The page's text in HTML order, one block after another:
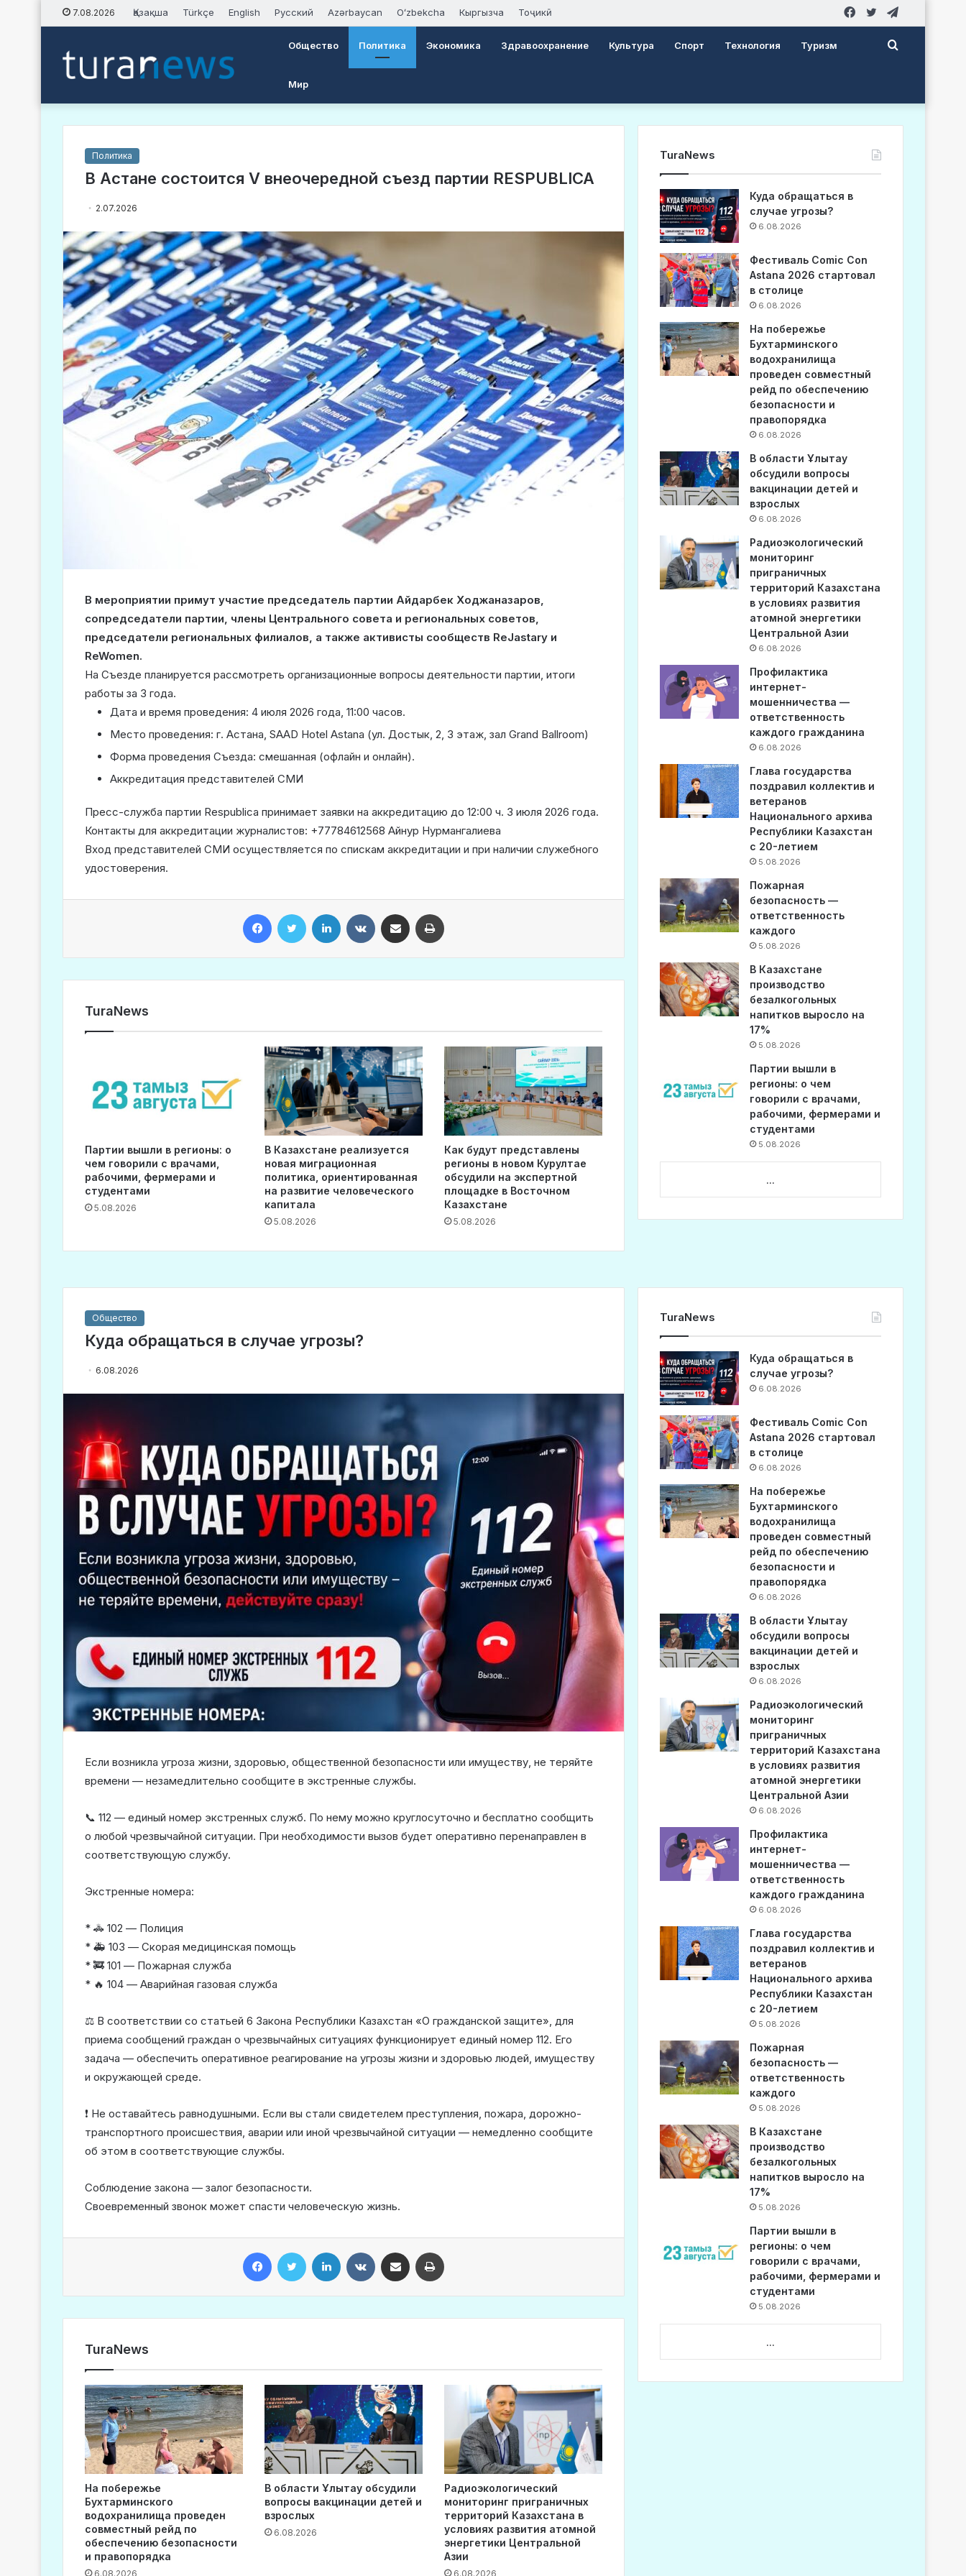
7.08.2026 Қазақша Türkçe English Русский Azərbaycan Oʻzbekcha Кыргызча Тоҷикӣ Twitter
Facebook
Общество Политика Экономика Здравоохранение Культура Спорт Технология Туризм
Мир
Search
Политика
В Астане состоится V внеочередной съезд партии RESPUBLICA
2.07.2026
В мероприятии примут участие председатель партии Айдарбек Ходжаназаров,
сопредседатели партии, члены Центрального совета и региональных советов,
председатели региональных филиалов, а также активисты сообществ ReJastary и
ReWomen.
На Съезде планируется рассмотреть организационные вопросы деятельности партии, итоги
работы за 3 года.
Дата и время проведения: 4 июля 2026 года, 11:00 часов.
Место проведения: г. Астана, SAAD Hotel Astana (ул. Достык, 2, 3 этаж, зал Grand Ballroom)
Форма проведения Съезда: смешанная (офлайн и онлайн).
Аккредитация представителей СМИ
Пресс-служба партии Respublica принимает заявки на аккредитацию до 12:00 ч. 3 июля 2026 года.
Контакты для аккредитации журналистов: +77784612568 Айнур Нурмангалиева
Вход представителей СМИ осуществляется по спискам аккредитации и при наличии служебного
удостоверения.
TuraNews
Партии вышли в регионы: о
чем говорили с врачами,
рабочими, фермерами и
студентами
5.08.2026
В Казахстане реализуется
новая миграционная
политика, ориентированная
на развитие человеческого
капитала
5.08.2026
Как будут представлены
регионы в новом Курултае
обсудили на экспертной
площадке в Восточном
Казахстане
5.08.2026
TuraNews
Куда обращаться в
случае угрозы?
6.08.2026
Фестиваль Comic Con
Astana 2026 стартовал
в столице
6.08.2026
На побережье
Бухтарминского
водохранилища
проведен совместный
рейд по обеспечению
безопасности и
правопорядка
6.08.2026
В области Ұлытау
обсудили вопросы
вакцинации детей и
взрослых
6.08.2026
Радиоэкологический
мониторинг
приграничных
территорий Казахстана
в условиях развития
атомной энергетики
Центральной Азии
6.08.2026
Профилактика
интернет-
мошенничества —
ответственность
каждого гражданина
6.08.2026
Глава государства
поздравил коллектив и
ветеранов
Национального архива
Республики Казахстан
с 20-летием
5.08.2026
Пожарная
безопасность —
ответственность
каждого
5.08.2026
В Казахстане
производство
безалкогольных
напитков выросло на
17%
5.08.2026
Партии вышли в
регионы: о чем
говорили с врачами,
рабочими, фермерами и
студентами
5.08.2026
...